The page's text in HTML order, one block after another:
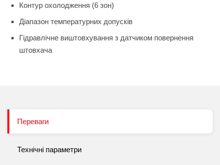
Контур охолодження (6 зон)
Діапазон температурних допусків
Гідравлічне виштовхування з датчиком повернення
штовхача
Переваги
Технічні параметри